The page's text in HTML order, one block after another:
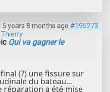
5 years 8 months ago #195273
Thierry
Qui va gagner le
(?) une fissure sur
du bateau...
réparation a été mise